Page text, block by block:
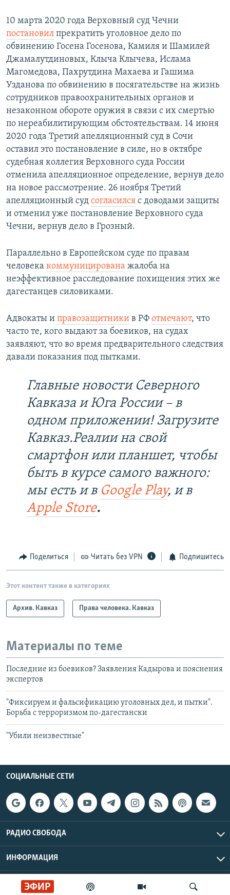
ЭФИР
10 марта 2020 года Верховный суд Чечни
постановил прекратить уголовное дело по
обвинению Госена Госенова, Камиля и Шамилей
Джамалутдиновых, Клыча Клычева, Ислама
Магомедова, Пахрутдина Махаева и Гашима
Узданова по обвинению в посягательстве на жизнь
сотрудников правоохранительных органов и
незаконном обороте оружия в связи с их смертью
по нереабилитирующим обстоятельствам. 14 июня
2020 года Третий апелляционный суд в Сочи
оставил это постановление в силе, но в октябре
судебная коллегия Верховного суда России
отменила апелляционное определение, вернув дело
на новое рассмотрение. 26 ноября Третий
апелляционный суд согласился с доводами защиты
и отменил уже постановление Верховного суда
Чечни, вернув дело в Грозный.
Параллельно в Европейском суде по правам
человека коммуницирована жалоба на
неэффективное расследование похищения этих же
дагестанцев силовиками.
Адвокаты и правозащитники в РФ отмечают, что
часто те, кого выдают за боевиков, на судах
заявляют, что во время предварительного следствия
давали показания под пытками.
Главные новости Северного
Кавказа и Юга России – в
одном приложении! Загрузите
Кавказ.Реалии на свой
смартфон или планшет, чтобы
быть в курсе самого важного:
мы есть и в Google Play, и в
Apple Store.
Поделиться Читать без VPN Подпишитесь
Этот контент также в категориях
Архив. Кавказ Права человека. Кавказ
Материалы по теме
Последние из боевиков? Заявления Кадырова и пояснения
экспертов
"Фиксируем и фальсификацию уголовных дел, и пытки".
Борьба с терроризмом по-дагестански
"Убили неизвестные"
СОЦИАЛЬНЫЕ СЕТИ
РАДИО СВОБОДА
ИНФОРМАЦИЯ
Радио Свобода © 2026 RFE/RL, Inc. | Все права защищены.